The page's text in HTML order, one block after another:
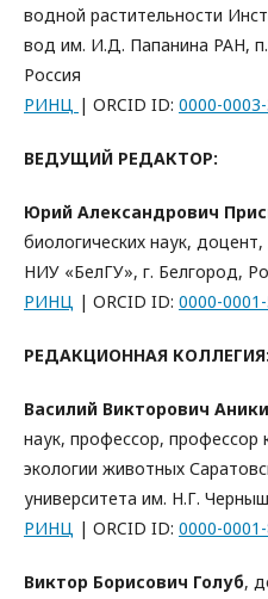
водной растительности
вод им. И.Д. Папанина РАН,
Россия
РИНЦ | ORCID ID: 0000-
ВЕДУЩИЙ РЕДАКТОР:
Юрий Александрович
биологических наук,
НИУ «БелГУ», г. Белгород,
РИНЦ | ORCID ID: 0000-
РЕДАКЦИОННАЯ КОЛЛЕГИЯ:
Василий Викторович
наук, профессор,
экологии животных
университета им. Н.Г.
РИНЦ | ORCID ID: 0000-
Виктор Борисович Голуб,